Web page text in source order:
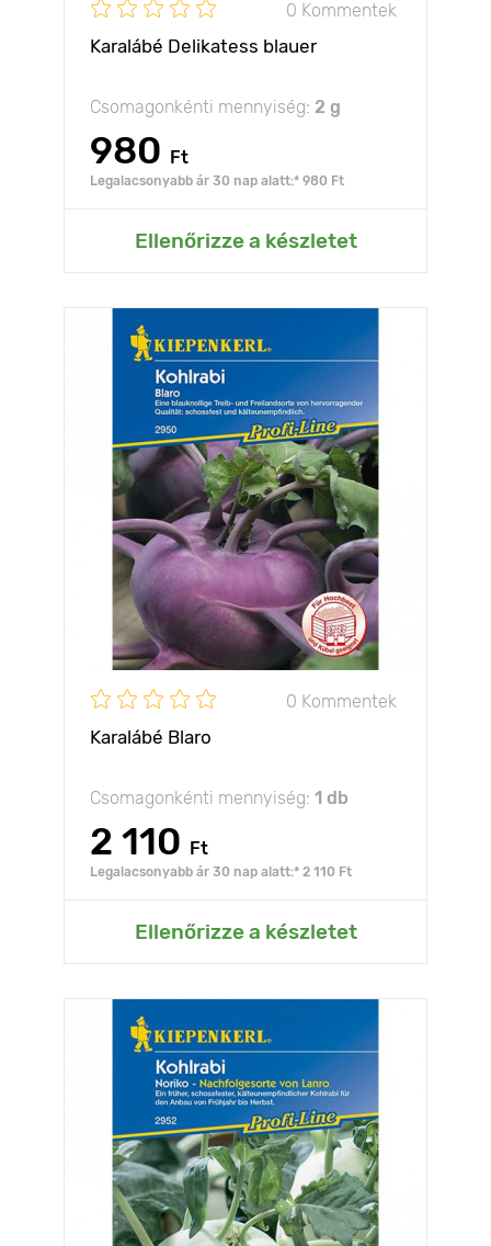
0 Kommentek
Karalábé Delikatess blauer
Csomagonkénti mennyiség: 2 g
980 Ft
Legalacsonyabb ár 30 nap alatt:* 980 Ft
Ellenőrizze a készletet
0 Kommentek
Karalábé Blaro
Csomagonkénti mennyiség: 1 db
2 110 Ft
Legalacsonyabb ár 30 nap alatt:* 2 110 Ft
Ellenőrizze a készletet